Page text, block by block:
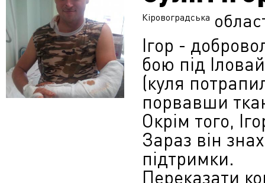
Кіровоградська
Ігор -
бою під
(куля
порвавши
Окрім того,
Зараз він
підтримки.
Переказати